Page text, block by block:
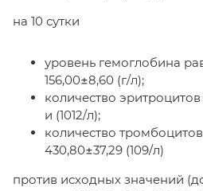
на 10 сутки
уровень гемоглобина
156,00±8,60 (г/л);
количество
и (1012/л);
количество
430,80±37,29 (109/л)
против исходных значений